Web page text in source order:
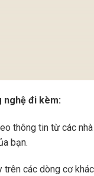
nghệ đi kèm:
thông tin từ các
bạn.
các dòng cơ